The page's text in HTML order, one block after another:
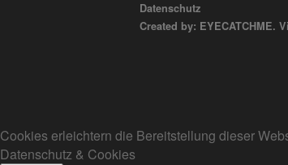
Datenschutz
Created by: EYECATCHME.
Cookies erleichtern die Bereitstellung dieser
Datenschutz & Cookies